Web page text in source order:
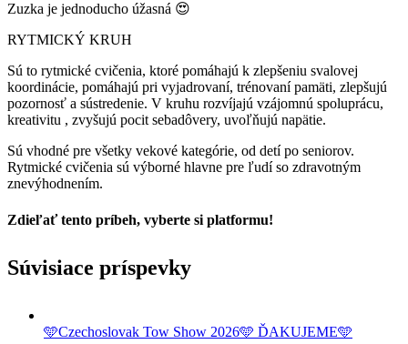
Zuzka je jednoducho úžasná 😍
RYTMICKÝ KRUH
Sú to rytmické cvičenia, ktoré pomáhajú k zlepšeniu svalovej
koordinácie, pomáhajú pri vyjadrovaní, trénovaní pamäti, zlepšujú
pozornosť a sústredenie. V kruhu rozvíjajú vzájomnú spoluprácu,
kreativitu , zvyšujú pocit sebadôvery, uvoľňujú napätie.
Sú vhodné pre všetky vekové kategórie, od detí po seniorov.
Rytmické cvičenia sú výborné hlavne pre ľudí so zdravotným
znevýhodnením.
Zdieľať tento príbeh, vyberte si platformu!
Súvisiace príspevky
🩵Czechoslovak Tow Show 2026🩵 ĎAKUJEME🩵